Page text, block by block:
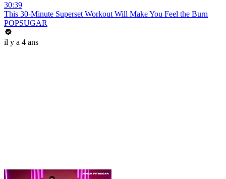
30:39
This 30-Minute Superset Workout Will Make You Feel the Burn
POPSUGAR
il y a 4 ans